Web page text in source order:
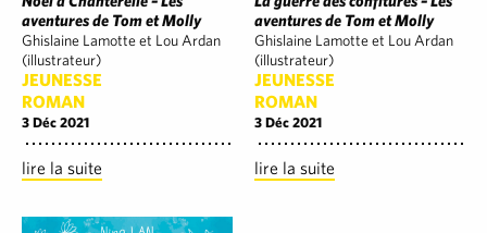
aventures de Tom et Molly
Ghislaine Lamotte et Lou Ardan
(illustrateur)
JEUNESSE
ROMAN
3 Déc 2021
lire la suite
aventures de Tom et Molly
Ghislaine Lamotte et Lou Ardan
(illustrateur)
JEUNESSE
ROMAN
3 Déc 2021
lire la suite